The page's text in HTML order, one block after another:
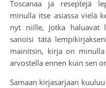
Toscanaa ja reseptejä
minulla itse asiassa vielä
nyt niille, jotka haluavat
sanoisi tätä
mainitsin, kirja on
arvostella ennen kuin sen
Samaan kirjasarjaan